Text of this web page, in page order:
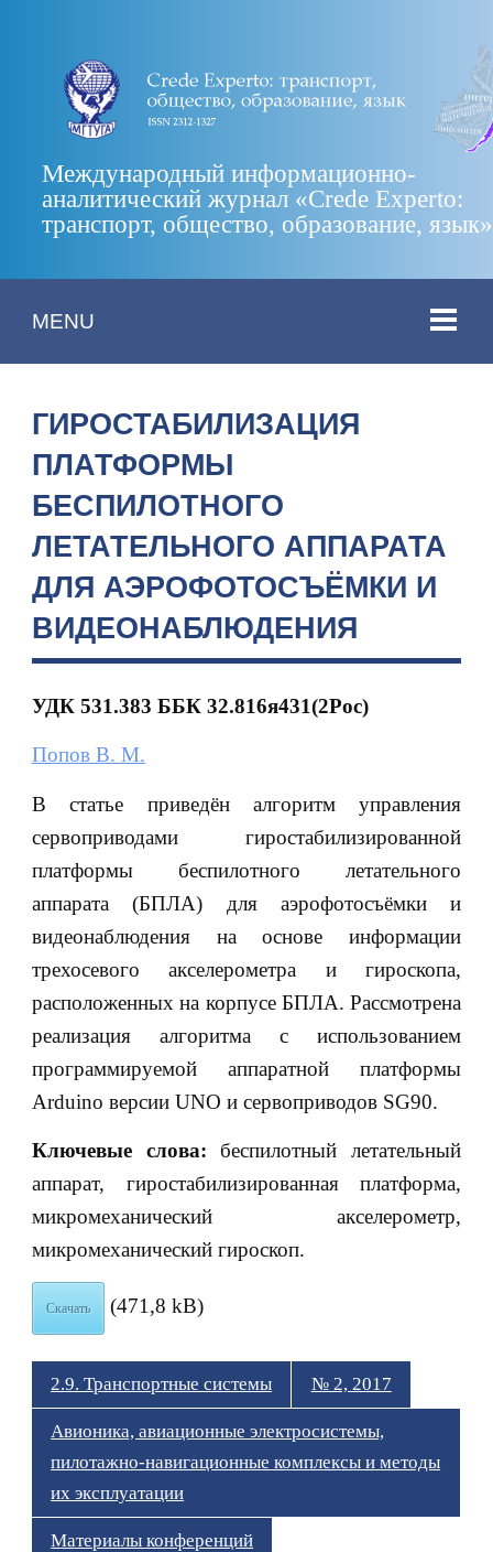
Международный информационно-
аналитический журнал «Crede Experto:
транспорт, общество, образование, язык»
MENU
ГИРОСТАБИЛИЗАЦИЯ
ПЛАТФОРМЫ
БЕСПИЛОТНОГО
ЛЕТАТЕЛЬНОГО АППАРАТА
ДЛЯ АЭРОФОТОСЪЁМКИ И
ВИДЕОНАБЛЮДЕНИЯ
УДК 531.383 ББК 32.816я431(2Рос)
Попов В. М.
В статье приведён алгоритм управления
сервоприводами гиростабилизированной
платформы беспилотного летательного
аппарата (БПЛА) для аэрофотосъёмки и
видеонаблюдения на основе информации
трехосевого акселерометра и гироскопа,
расположенных на корпусе БПЛА. Рассмотрена
реализация алгоритма с использованием
программируемой аппаратной платформы
Arduino версии UNO и сервоприводов SG90.
Ключевые слова: беспилотный летательный
аппарат, гиростабилизированная платформа,
микромеханический акселерометр,
микромеханический гироскоп.
Скачать (471,8 kB)
2.9. Транспортные системы № 2, 2017
Авионика, авиационные электросистемы,
пилотажно-навигационные комплексы и методы
их эксплуатации
Материалы конференций